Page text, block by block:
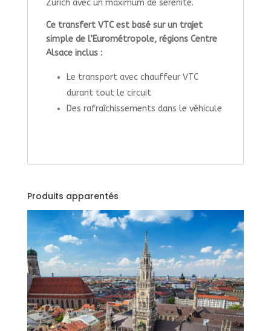
Zurich avec un maximum de sérénité.
Ce transfert VTC est basé sur un trajet
simple de l’Eurométropole, régions Centre
Alsace inclus :
Le transport avec chauffeur VTC
durant tout le circuit
Des rafraîchissements dans le véhicule
Produits apparentés